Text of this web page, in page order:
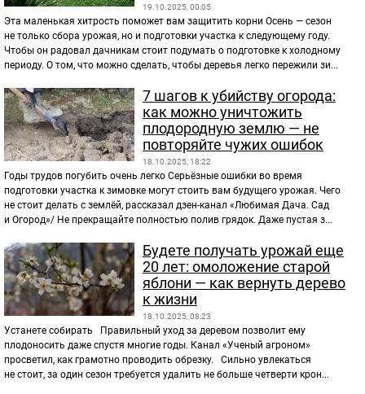
19.10.2025, 00:05
Эта маленькая хитрость поможет вам защитить корни Осень — сезон
не только сбора урожая, но и подготовки участка к следующему году.
Чтобы он радовал дачникам стоит подумать о подготовке к холодному
периоду. О том, что можно сделать, чтобы деревья легко пережили зи...
7 шагов к убийству огорода:
как можно уничтожить
плодородную землю — не
повторяйте чужих ошибок
18.10.2025, 18:22
Годы трудов погубить очень легко Серьёзные ошибки во время
подготовки участка к зимовке могут стоить вам будущего урожая. Чего
не стоит делать с землёй, рассказал дзен-канал «Любимая Дача. Сад
и Огород»/ Не прекращайте полностью полив грядок. Даже пустая з...
Будете получать урожай еще
20 лет: омоложение старой
яблони — как вернуть дерево
к жизни
18.10.2025, 08:23
Устанете собирать Правильный уход за деревом позволит ему
плодоносить даже спустя многие годы. Канал «Ученый агроном»
просветил, как грамотно проводить обрезку. Сильно увлекаться
не стоит, за один сезон требуется удалить не больше четверти крон...